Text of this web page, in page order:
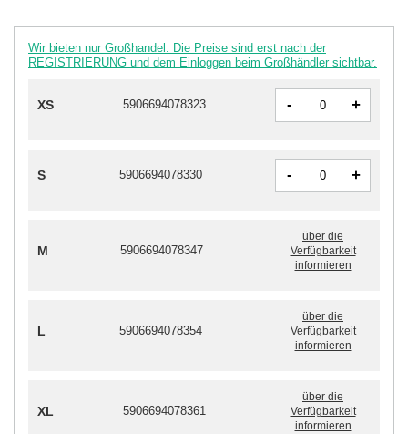
Wir bieten nur Großhandel. Die Preise sind erst nach der
REGISTRIERUNG und dem Einloggen beim Großhändler sichtbar.
XS 5906694078323 - +
S 5906694078330 - +
M 5906694078347
über die
Verfügbarkeit
informieren
L 5906694078354
über die
Verfügbarkeit
informieren
XL 5906694078361
über die
Verfügbarkeit
informieren